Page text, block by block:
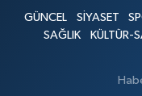
GÜNCEL SİYASET
SAĞLIK
KÜLTÜR-